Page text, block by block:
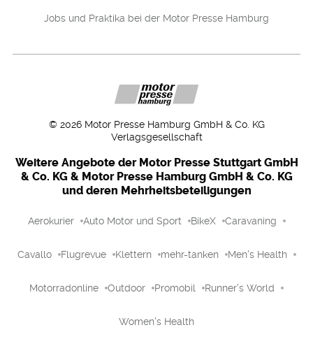
Jobs und Praktika bei der Motor Presse Hamburg
© 2026 Motor Presse Hamburg GmbH & Co. KG
Verlagsgesellschaft
Weitere Angebote der Motor Presse Stuttgart GmbH
& Co. KG & Motor Presse Hamburg GmbH & Co. KG
und deren Mehrheitsbeteiligungen
Aerokurier Auto Motor und Sport BikeX Caravaning
Cavallo Flugrevue Klettern mehr-tanken Men's Health
Motorradonline Outdoor Promobil Runner's World
Women's Health